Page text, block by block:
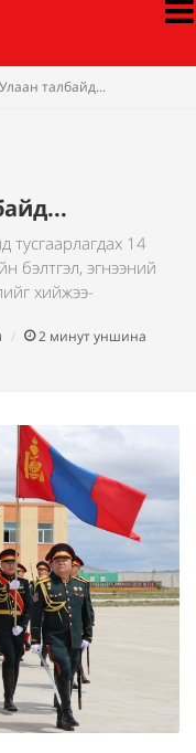
талбайд...
тусгаарлагдах 14
бэлтгэл, эгнээний
хийжээ-
2 минут уншина